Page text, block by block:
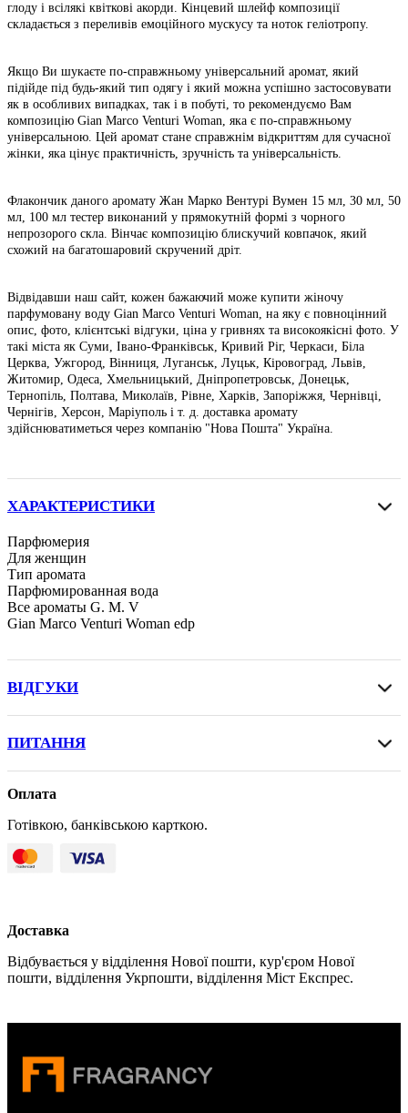
глоду і всілякі квіткові акорди. Кінцевий шлейф композиції
складається з переливів емоційного мускусу та ноток геліотропу.
Якщо Ви шукаєте по-справжньому універсальний аромат, який
підійде під будь-який тип одягу і який можна успішно застосовувати
як в особливих випадках, так і в побуті, то рекомендуємо Вам
композицію Gian Marco Venturi Woman, яка є по-справжньому
універсальною. Цей аромат стане справжнім відкриттям для сучасної
жінки, яка цінує практичність, зручність та універсальність.
Флакончик даного аромату Жан Марко Вентурі Вумен 15 мл, 30 мл, 50
мл, 100 мл тестер виконаний у прямокутній формі з чорного
непрозорого скла. Вінчає композицію блискучий ковпачок, який
схожий на багатошаровий скручений дріт.
Відвідавши наш сайт, кожен бажаючий може купити жіночу
парфумовану воду Gian Marco Venturi Woman, на яку є повноцінний
опис, фото, клієнтські відгуки, ціна у гривнях та високоякісні фото. У
такі міста як Суми, Івано-Франківськ, Кривий Ріг, Черкаси, Біла
Церква, Ужгород, Вінниця, Луганськ, Луцьк, Кіровоград, Львів,
Житомир, Одеса, Хмельницький, Дніпропетровськ, Донецьк,
Тернопіль, Полтава, Миколаїв, Рівне, Харків, Запоріжжя, Чернівці,
Чернігів, Херсон, Маріуполь і т. д. доставка аромату
здійснюватиметься через компанію "Нова Пошта" Україна.
ХАРАКТЕРИСТИКИ
Парфюмерия
Для женщин
Тип аромата
Парфюмированная вода
Все ароматы G. M. V
Gian Marco Venturi Woman edp
ВІДГУКИ
ПИТАННЯ
Оплата
Готівкою, банківською карткою.
Доставка
Відбувається у відділення Нової пошти, кур'єром Нової
пошти, відділення Укрпошти, відділення Міст Експрес.